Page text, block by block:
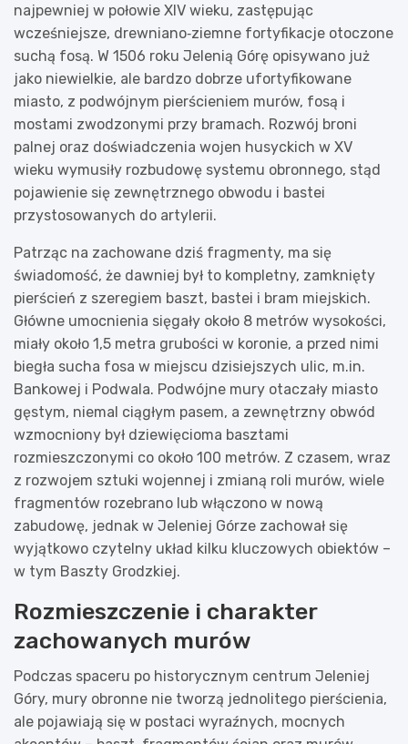
najpewniej w połowie XIV wieku, zastępując
wcześniejsze, drewniano‑ziemne fortyfikacje otoczone
suchą fosą. W 1506 roku Jelenią Górę opisywano już
jako niewielkie, ale bardzo dobrze ufortyfikowane
miasto, z podwójnym pierścieniem murów, fosą i
mostami zwodzonymi przy bramach. Rozwój broni
palnej oraz doświadczenia wojen husyckich w XV
wieku wymusiły rozbudowę systemu obronnego, stąd
pojawienie się zewnętrznego obwodu i bastei
przystosowanych do artylerii.
Patrząc na zachowane dziś fragmenty, ma się
świadomość, że dawniej był to kompletny, zamknięty
pierścień z szeregiem baszt, bastei i bram miejskich.
Główne umocnienia sięgały około 8 metrów wysokości,
miały około 1,5 metra grubości w koronie, a przed nimi
biegła sucha fosa w miejscu dzisiejszych ulic, m.in.
Bankowej i Podwala. Podwójne mury otaczały miasto
gęstym, niemal ciągłym pasem, a zewnętrzny obwód
wzmocniony był dziewięcioma basztami
rozmieszczonymi co około 100 metrów. Z czasem, wraz
z rozwojem sztuki wojennej i zmianą roli murów, wiele
fragmentów rozebrano lub włączono w nową
zabudowę, jednak w Jeleniej Górze zachował się
wyjątkowo czytelny układ kilku kluczowych obiektów –
w tym Baszty Grodzkiej.
Rozmieszczenie i charakter
zachowanych murów
Podczas spaceru po historycznym centrum Jeleniej
Góry, mury obronne nie tworzą jednolitego pierścienia,
ale pojawiają się w postaci wyraźnych, mocnych